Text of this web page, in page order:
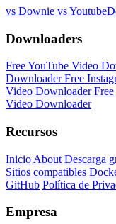
vs Downie vs
Downloaders
Free YouTube Video
DownloaderFree
Video Downloader
Video Downloader
Recursos
Inicio About Descarga
Sitios compatibles
GitHub Política de
Empresa